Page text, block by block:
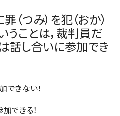
つみ）を犯（おか）
うことは，裁判員だ
話し合いに参加でき
できない！
できる！